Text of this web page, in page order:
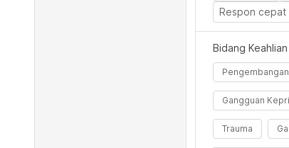
Respon cepat
Bidang Keahlian
Gangguan
Trauma